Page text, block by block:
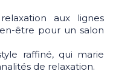
aux lignes
être pour un salon
raffiné, qui marie
de relaxation.